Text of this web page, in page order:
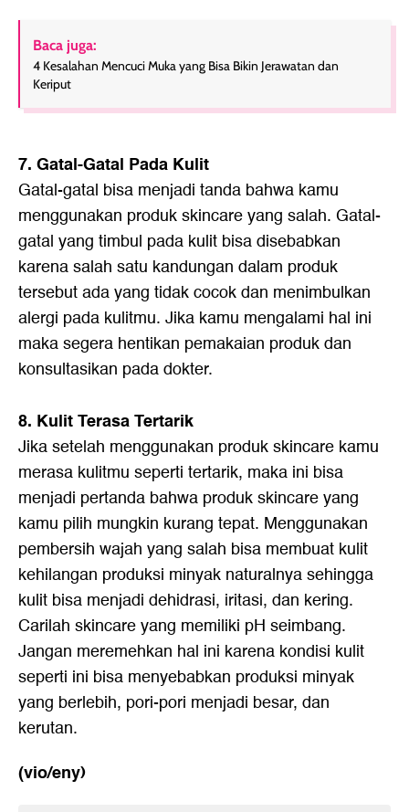
Baca juga:
4 Kesalahan Mencuci Muka yang Bisa Bikin Jerawatan dan
Keriput
7. Gatal-Gatal Pada Kulit
Gatal-gatal bisa menjadi tanda bahwa kamu
menggunakan produk skincare yang salah. Gatal-
gatal yang timbul pada kulit bisa disebabkan
karena salah satu kandungan dalam produk
tersebut ada yang tidak cocok dan menimbulkan
alergi pada kulitmu. Jika kamu mengalami hal ini
maka segera hentikan pemakaian produk dan
konsultasikan pada dokter.
8. Kulit Terasa Tertarik
Jika setelah menggunakan produk skincare kamu
merasa kulitmu seperti tertarik, maka ini bisa
menjadi pertanda bahwa produk skincare yang
kamu pilih mungkin kurang tepat. Menggunakan
pembersih wajah yang salah bisa membuat kulit
kehilangan produksi minyak naturalnya sehingga
kulit bisa menjadi dehidrasi, iritasi, dan kering.
Carilah skincare yang memiliki pH seimbang.
Jangan meremehkan hal ini karena kondisi kulit
seperti ini bisa menyebabkan produksi minyak
yang berlebih, pori-pori menjadi besar, dan
kerutan.
(vio/eny)